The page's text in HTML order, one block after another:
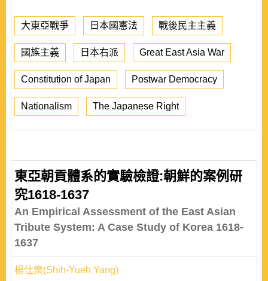
大東亞戰爭 日本國憲法 戰後民主主義
國族主義 日本右派 Great East Asia War
Constitution of Japan Postwar Democracy
Nationalism The Japanese Right
東亞朝貢體系的實驗檢證:朝鮮的案例研
究1618-1637
An Empirical Assessment of the East Asian
Tribute System: A Case Study of Korea 1618-
1637
楊仕樂(Shih-Yueh Yang)